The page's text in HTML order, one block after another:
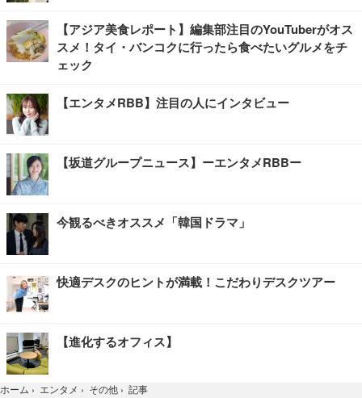
【アジア美食レポート】編集部注目のYouTuberがオス
スメ！タイ・バンコクに行ったら食べたいグルメをチ
ェック
【エンタメRBB】注目の人にインタビュー
【坂道グループニュース】ーエンタメRBBー
今観るべきオススメ「韓国ドラマ」
快適デスクのヒントが満載！こだわりデスクツアー
【進化するオフィス】
ホーム › エンタメ › その他 › 記事